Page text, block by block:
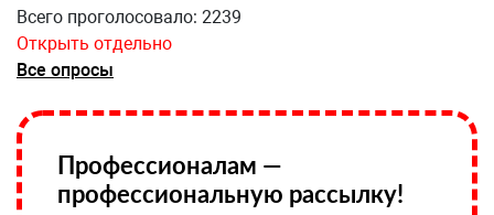
Всего проголосовало: 2239
Открыть отдельно
Все опросы
Профессионалам —
профессиональную рассылку!